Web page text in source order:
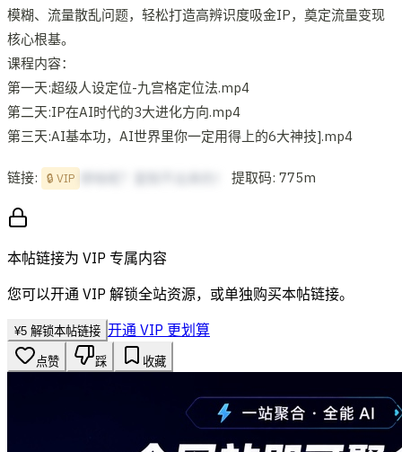
模糊、流量散乱问题，轻松打造高辨识度吸金IP，奠定流量变现
核心根基。
课程内容：
第一天:超级人设定位-九宫格定位法.mp4
第二天:IP在AI时代的3大进化方向.mp4
第三天:AI基本功，AI世界里你一定用得上的6大神技].mp4
链接: 🔒 VIP 提取码: 775m
本帖链接为 VIP 专属内容
您可以开通 VIP 解锁全站资源，或单独购买本帖链接。
¥5 解锁本帖链接 开通 VIP 更划算
点赞 踩 收藏